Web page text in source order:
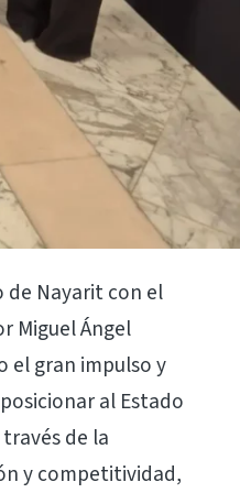
de Nayarit con el
Miguel Ángel
el gran impulso y
al Estado
de la
y competitividad,